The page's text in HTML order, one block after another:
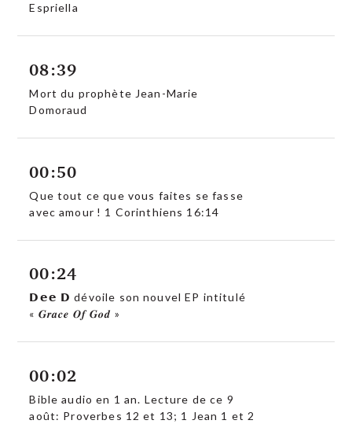
Espriella
08:39
Mort du prophète Jean-Marie
Domoraud
00:50
Que tout ce que vous faites se fasse
avec amour ! 1 Corinthiens 16:14
00:24
𝗗𝗲𝗲 𝗗 dévoile son nouvel EP intitulé
« 𝑮𝒓𝒂𝒄𝒆 𝑶𝒇 𝑮𝒐𝒅 »
00:02
Bible audio en 1 an. Lecture de ce 9
août: Proverbes 12 et 13; 1 Jean 1 et 2